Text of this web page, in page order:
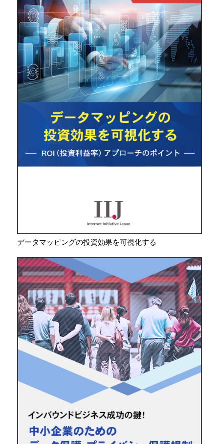
データマッピングの投資効果を可視化する